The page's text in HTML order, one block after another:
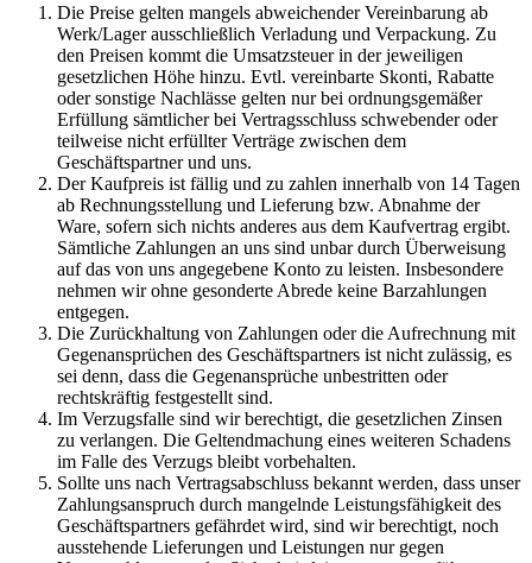
Die Preise gelten mangels abweichender Vereinbarung ab
Werk/Lager ausschließlich Verladung und Verpackung. Zu
den Preisen kommt die Umsatzsteuer in der jeweiligen
gesetzlichen Höhe hinzu. Evtl. vereinbarte Skonti, Rabatte
oder sonstige Nachlässe gelten nur bei ordnungsgemäßer
Erfüllung sämtlicher bei Vertragsschluss schwebender oder
teilweise nicht erfüllter Verträge zwischen dem
Geschäftspartner und uns.
Der Kaufpreis ist fällig und zu zahlen innerhalb von 14 Tagen
ab Rechnungsstellung und Lieferung bzw. Abnahme der
Ware, sofern sich nichts anderes aus dem Kaufvertrag ergibt.
Sämtliche Zahlungen an uns sind unbar durch Überweisung
auf das von uns angegebene Konto zu leisten. Insbesondere
nehmen wir ohne gesonderte Abrede keine Barzahlungen
entgegen.
Die Zurückhaltung von Zahlungen oder die Aufrechnung mit
Gegenansprüchen des Geschäftspartners ist nicht zulässig, es
sei denn, dass die Gegenansprüche unbestritten oder
rechtskräftig festgestellt sind.
Im Verzugsfalle sind wir berechtigt, die gesetzlichen Zinsen
zu verlangen. Die Geltendmachung eines weiteren Schadens
im Falle des Verzugs bleibt vorbehalten.
Sollte uns nach Vertragsabschluss bekannt werden, dass unser
Zahlungsanspruch durch mangelnde Leistungsfähigkeit des
Geschäftspartners gefährdet wird, sind wir berechtigt, noch
ausstehende Lieferungen und Leistungen nur gegen